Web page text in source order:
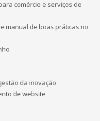
comércio e serviços de
manual de boas práticas no
da inovação
de website